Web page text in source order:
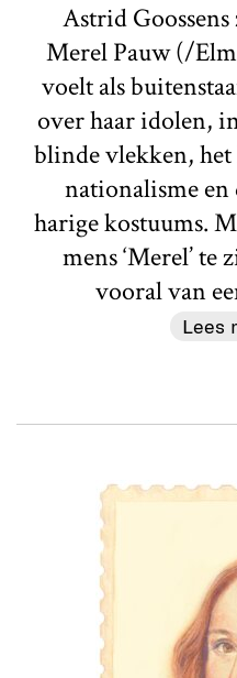
Astrid
Merel Pauw (/
voelt als
over haar idolen,
blinde vlekken,
nationalisme en
harige kostuums.
mens ‘Merel’ te
vooral van
Lees